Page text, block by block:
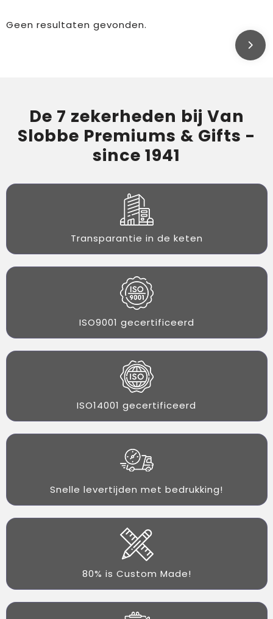
Geen resultaten gevonden.
De 7 zekerheden bij Van
Slobbe Premiums & Gifts -
since 1941
Transparantie in de keten
ISO9001 gecertificeerd
ISO14001 gecertificeerd
Snelle levertijden met bedrukking!
80% is Custom Made!